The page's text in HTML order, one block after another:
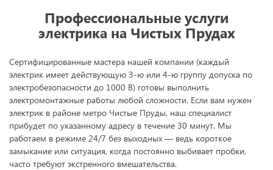
Профессиональные услуги
электрика на Чистых Прудах
Сертифицированные мастера нашей компании (каждый
электрик имеет действующую 3-ю или 4-ю группу допуска по
электробезопасности до 1000 В) готовы выполнить
электромонтажные работы любой сложности. Если вам нужен
электрик в районе метро Чистые Пруды, наш специалист
прибудет по указанному адресу в течение 30 минут. Мы
работаем в режиме 24/7 без выходных — ведь короткое
замыкание или ситуация, когда постоянно выбивает пробки,
часто требуют экстренного вмешательства.